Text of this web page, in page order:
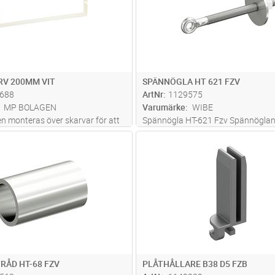
200MM VIT
MP BOLAGEN
monteras över skarvar för att
och ojämnheter.De tar på ett
och harmoniskt mönster
korridorer.
SPÄNNÖGLA HT 621 FZV
ArtNr 1129575
Varumärke
WIBE
Spännögla HT-621 Fzv Spännöglan
monteras i stållinans ändar.
HT-68 FZV
Lägg i
PLÅTHÅLLARE B38 D5 FZB